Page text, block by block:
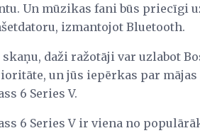
Un mūzikas fani būs priecīgi
izmantojot Bluetooth.
daži ražotāji var uzlabot
un jūs iepērkas par
6 Series V.
6 Series V ir viena no